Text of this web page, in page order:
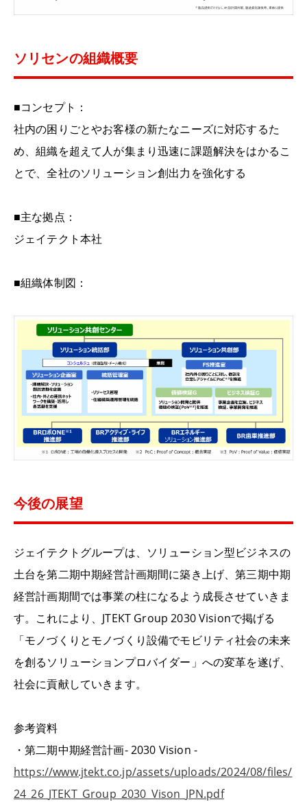
ソリセンの組織概要
■コンセプト：
社内の困りごとやお客様の新たなニーズに対応するた
め、組織を超えて人が集まり迅速に課題解決をはかるこ
とで、全社のソリューション創出力を強化する
■主な拠点：
ジェイテクト本社
■組織体制図：
今後の展望
ジェイテクトグループは、ソリューション型ビジネスの
土台を第二期中期経営計画期間に築き上げ、第三期中期
経営計画期間では事業の柱になるよう成長させていきま
す。これにより、 JTEKT Group 2030 Visionで掲げる
「モノづくりとモノづくり設備でモビリティ社会の未来
を創るソリューションプロバイダー」への変革を遂げ、
社会に貢献していきます。
参考資料
・第二期中期経営計画- 2030 Vision -
https://www.jtekt.co.jp/assets/uploads/2024/08/files/
24_26_JTEKT_Group_2030_Vison_JPN.pdf